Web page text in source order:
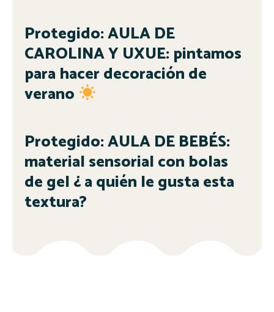
Protegido: AULA DE
CAROLINA Y UXUE: pintamos
para hacer decoración de
verano
Protegido: AULA DE BEBÉS:
material sensorial con bolas
de gel ¿ a quién le gusta esta
textura?